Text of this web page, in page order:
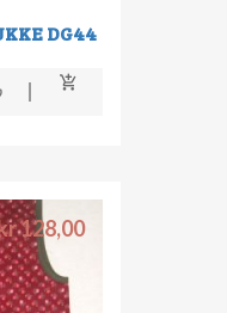
DG44
128,00